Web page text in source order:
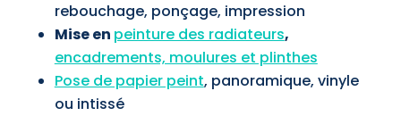
rebouchage, ponçage, impression
Mise en peinture des radiateurs,
encadrements, moulures et plinthes
Pose de papier peint, panoramique, vinyle
ou intissé